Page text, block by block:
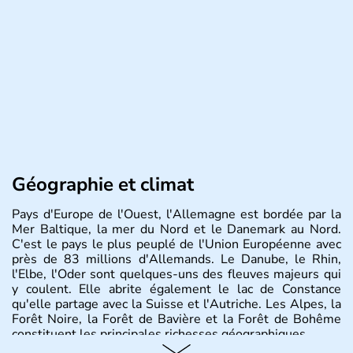
Géographie et climat
Pays d'Europe de l'Ouest, l'Allemagne est bordée par la
Mer Baltique, la mer du Nord et le Danemark au Nord.
C'est le pays le plus peuplé de l'Union Européenne avec
près de 83 millions d'Allemands. Le Danube, le Rhin,
l'Elbe, l'Oder sont quelques-uns des fleuves majeurs qui
y coulent. Elle abrite également le lac de Constance
qu'elle partage avec la Suisse et l'Autriche. Les Alpes, la
Forêt Noire, la Forêt de Bavière et la Forêt de Bohême
constituent les principales richesses géographiques.